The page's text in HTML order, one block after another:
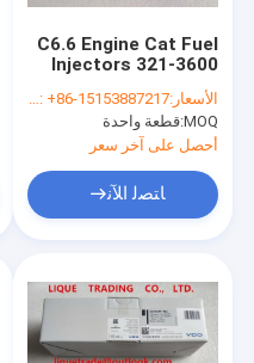
C6.6 Engine Cat Fuel
Injectors 321-3600
3213600 Perkins Fuel
Injectors 2645A753
الأسعار:WhatsApp/WeChat: +86-15153887217
MOQ: قطعة واحدة
أحصل على آخر سعر
ﺎﺘﺼﻟ ﺍﻶﻧ